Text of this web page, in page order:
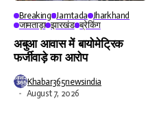
Breaking Jamtada Jharkhand
जामताड़ा झारखंड ब्रेकिंग
अबुआ आवास में बायोमेट्रिक
फर्जीवाड़े का आरोप
Khabar365newsindia
August 7, 2026